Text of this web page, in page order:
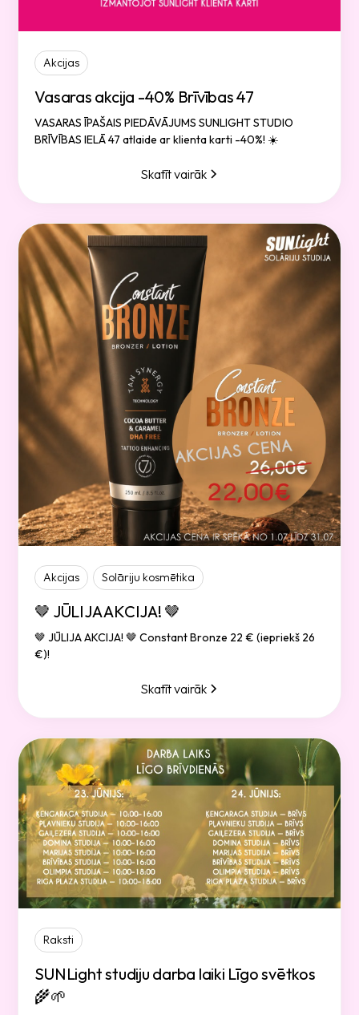
Akcijas
Vasaras akcija -40% Brīvības 47
VASARAS ĪPAŠAIS PIEDĀVĀJUMS SUNLIGHT STUDIO
BRĪVĪBAS IELĀ 47 atlaide ar klienta karti -40%! ☀️
Skatīt vairāk
Akcijas Solāriju kosmētika
🤎 JŪLIJA AKCIJA! 🤎
🤎 JŪLIJA AKCIJA! 🤎 Constant Bronze 22 € (iepriekš 26
€)!
Skatīt vairāk
Raksti
SUNLight studiju darba laiki Līgo svētkos
🌾🌱